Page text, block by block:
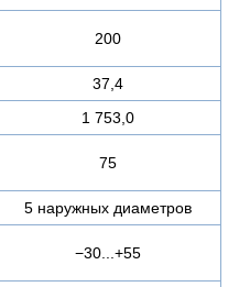
200
37,4
1 753,0
75
5 наружных диаметров
−30...+55